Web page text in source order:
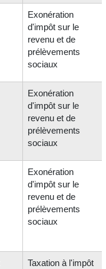
Exonération
d'impôt sur le
revenu et de
prélèvements
sociaux
Exonération
d'impôt sur le
revenu et de
prélèvements
sociaux
Exonération
d'impôt sur le
revenu et de
prélèvements
sociaux
Taxation à l'impôt